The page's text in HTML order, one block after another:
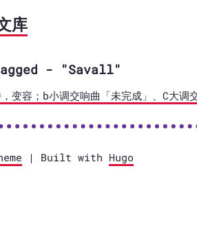
库
- "Savall"
变容；b小调交响曲「未完成」、C大调
| Built with Hugo